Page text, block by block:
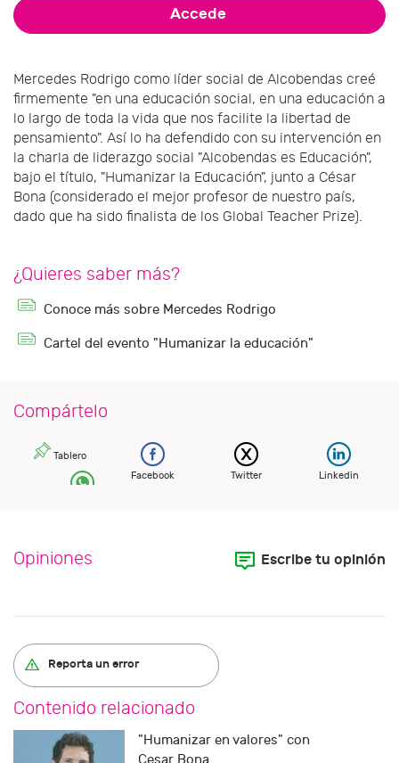
Accede
Mercedes Rodrigo como líder social de Alcobendas creé
firmemente "en una educación social, en una educación a
lo largo de toda la vida que nos facilite la libertad de
pensamiento". Así lo ha defendido con su intervención en
la charla de liderazgo social "Alcobendas es Educación",
bajo el título, "Humanizar la Educación", junto a César
Bona (considerado el mejor profesor de nuestro país,
dado que ha sido finalista de los Global Teacher Prize).
¿Quieres saber más?
Conoce más sobre Mercedes Rodrigo
Cartel del evento "Humanizar la educación"
Compártelo
Tablero
Facebook
Twitter Linkedin
Opiniones Escribe tu opinión
Reporta un error
Contenido relacionado
"Humanizar en valores" con
Cesar Bona